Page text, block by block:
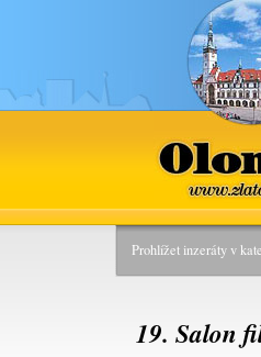
Prohlížet inzeráty v
19. Salon